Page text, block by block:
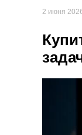
2 июня